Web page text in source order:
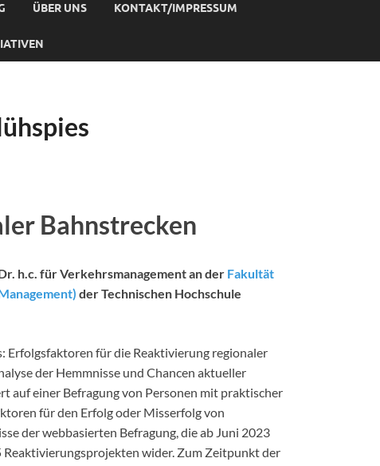
ÜBER UNS KONTAKT/IMPRESSUM
Bahnstrecken
h.c. für Verkehrsmanagement an der Fakultät
der Technischen Hochschule
Erfolgsfaktoren für die Reaktivierung regionaler
der Hemmnisse und Chancen aktueller
auf einer Befragung von Personen mit praktischer
für den Erfolg oder Misserfolg von
der webbasierten Befragung, die ab Juni 2023
wider. Zum Zeitpunkt der